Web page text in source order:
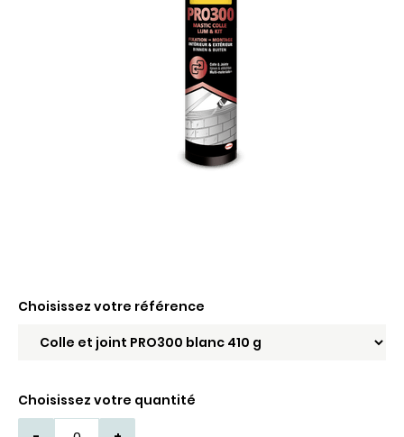
Choisissez votre référence
Choisissez votre quantité